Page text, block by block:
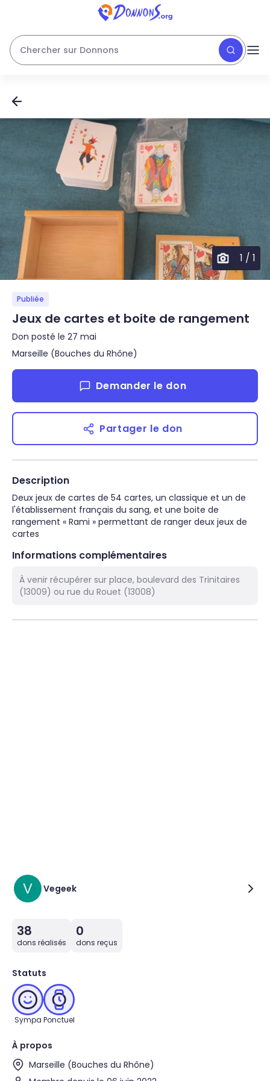
Chercher sur Donnons
1 / 1
Publiée
Jeux de cartes et boite de rangement
Don posté le 27 mai
Marseille (Bouches du Rhône)
Demander le don
Partager le don
Description
Deux jeux de cartes de 54 cartes, un classique et un de
l'établissement français du sang, et une boite de
rangement « Rami » permettant de ranger deux jeux de
cartes
Informations complémentaires
À venir récupérer sur place, boulevard des Trinitaires
(13009) ou rue du Rouet (13008)
Vegeek
38
dons réalisés
0
dons reçus
Statuts
Sympa Ponctuel
À propos
Marseille (Bouches du Rhône)